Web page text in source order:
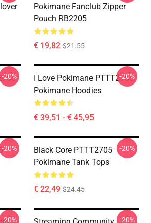
Pokimane Fanclub Zipper
Pouch RB2205
€ 19,82 $21.55
-20%
I Love Pokimane PTTT2705
Pokimane Hoodies
€ 39,51 - € 45,95
-20%
-20%
Black Core PTTT2705
Pokimane Tank Tops
€ 22,49 $24.45
-20%
-20% -20%